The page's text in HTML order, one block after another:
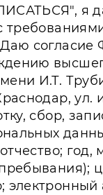
я
согласие
И.Т.
сбор,